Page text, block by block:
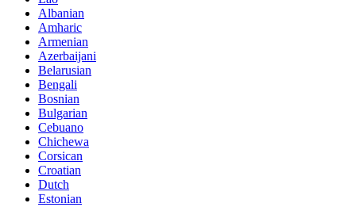
Albanian
Amharic
Armenian
Azerbaijani
Belarusian
Bengali
Bosnian
Bulgarian
Cebuano
Chichewa
Corsican
Croatian
Dutch
Estonian